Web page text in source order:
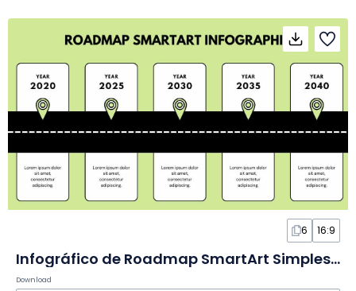
6 16:9
Infográfico de Roadmap SmartArt Simples em Slides
Download